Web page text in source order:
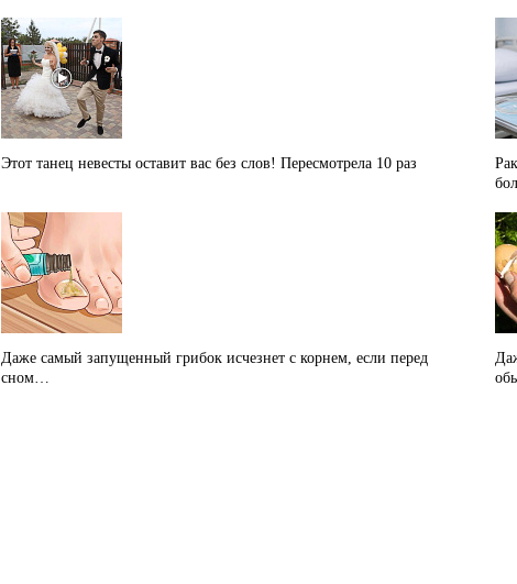
Этот танец невесты оставит вас без слов! Пересмотрела 10 раз
Даже самый запущенный грибок исчезнет с корнем, если перед
сном…